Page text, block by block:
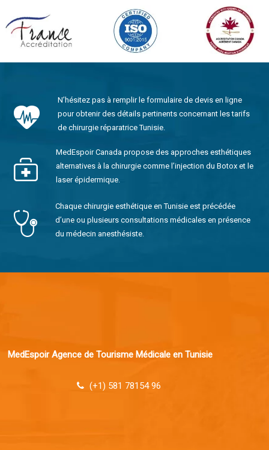
N’hésitez pas à remplir le formulaire de devis en ligne
pour obtenir des détails pertinents concernant les tarifs
de chirurgie réparatrice Tunisie.
MedEspoir Canada propose des approches esthétiques
alternatives à la chirurgie comme l’injection du Botox et le
laser épidermique.
Chaque chirurgie esthétique en Tunisie est précédée
d’une ou plusieurs consultations médicales en présence
du médecin anesthésiste.
MedEspoir Agence de Tourisme Médicale en Tunisie
(+1) 581 78154 96